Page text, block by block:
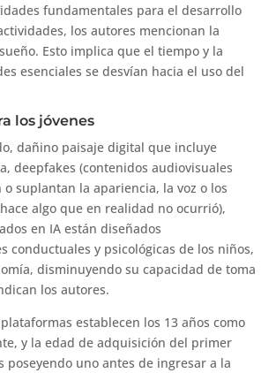
fundamentales para el desarrollo
los autores mencionan la
Esto implica que el tiempo y la
esenciales se desvían hacia el uso del
los jóvenes
dañino paisaje digital que incluye
deepfakes (contenidos audiovisuales
suplantan la apariencia, la voz o los
algo que en realidad no ocurrió),
en IA están diseñados
conductuales y psicológicas de los niños,
disminuyendo su capacidad de toma
los autores.
establecen los 13 años como
y la edad de adquisición del primer
uno antes de ingresar a la